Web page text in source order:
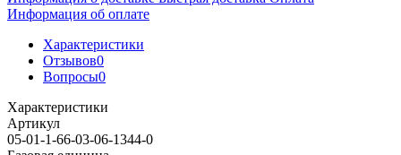
Информация об оплате
Характеристики
Отзывов0
Вопросы0
Характеристики
Артикул
05-01-1-66-03-06-1344-0